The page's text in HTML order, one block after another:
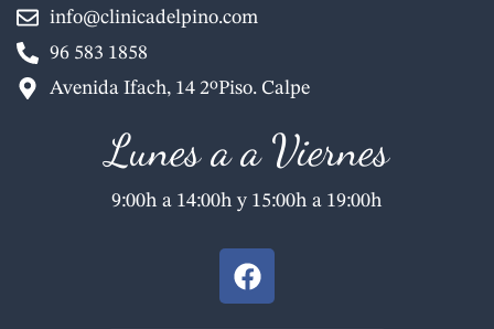
info@clinicadelpino.com
96 583 1858
Avenida Ifach, 14 2ºPiso. Calpe
Lunes a a Viernes
9:00h a 14:00h y 15:00h a 19:00h
F
a